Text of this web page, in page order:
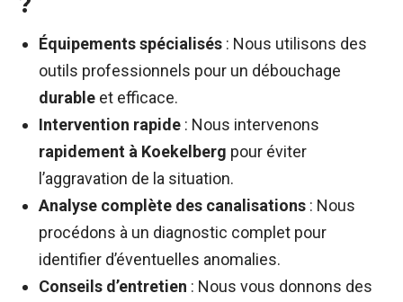
Équipements spécialisés : Nous utilisons des
outils professionnels pour un débouchage
durable et efficace.
Intervention rapide : Nous intervenons
rapidement à Koekelberg pour éviter
l’aggravation de la situation.
Analyse complète des canalisations : Nous
procédons à un diagnostic complet pour
identifier d’éventuelles anomalies.
Conseils d’entretien : Nous vous donnons des